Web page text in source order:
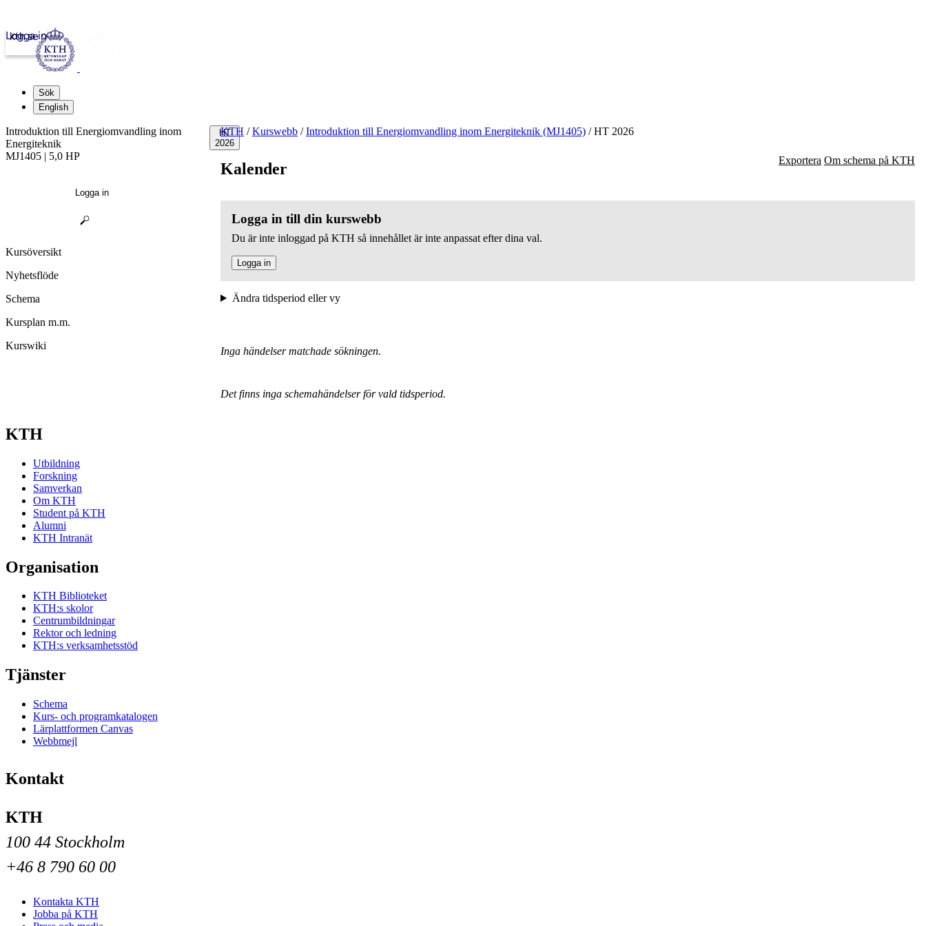
kth.se
Logga in
Sök
English
HT
2026
KTH / Kurswebb / Introduktion till Energiomvandling inom Energiteknik (MJ1405) /HT 2026
Kalender Exportera Om schema på KTH
Logga in till din kurswebb
Du är inte inloggad på KTH så innehållet är inte anpassat efter dina val.
Logga in
Ändra tidsperiod eller vy
Inga händelser matchade sökningen.
Det finns inga schemahändelser för vald tidsperiod.
Introduktion till Energiomvandling inom
Energiteknik
MJ1405 | 5,0 HP
Logga in
Kursöversikt
Nyhetsflöde
Schema
Kursplan m.m.
Kurswiki
KTH
Utbildning
Forskning
Samverkan
Om KTH
Student på KTH
Alumni
KTH Intranät
Organisation
KTH Biblioteket
KTH:s skolor
Centrumbildningar
Rektor och ledning
KTH:s verksamhetsstöd
Tjänster
Schema
Kurs- och programkatalogen
Lärplattformen Canvas
Webbmejl
Kontakt
KTH
100 44 Stockholm
+46 8 790 60 00
Kontakta KTH
Jobba på KTH